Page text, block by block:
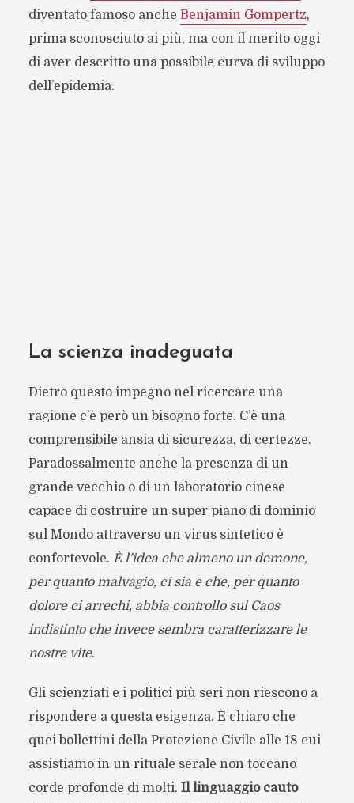
diventato famoso anche Benjamin Gompertz,
prima sconosciuto ai più, ma con il merito oggi
di aver descritto una possibile curva di sviluppo
dell’epidemia.
La scienza inadeguata
Dietro questo impegno nel ricercare una
ragione c’è però un bisogno forte. C’è una
comprensibile ansia di sicurezza, di certezze.
Paradossalmente anche la presenza di un
grande vecchio o di un laboratorio cinese
capace di costruire un super piano di dominio
sul Mondo attraverso un virus sintetico è
confortevole. È l’idea che almeno un demone,
per quanto malvagio, ci sia e che, per quanto
dolore ci arrechi, abbia controllo sul Caos
indistinto che invece sembra caratterizzare le
nostre vite.
Gli scienziati e i politici più seri non riescono a
rispondere a questa esigenza. È chiaro che
quei bollettini della Protezione Civile alle 18 cui
assistiamo in un rituale serale non toccano
corde profonde di molti. Il linguaggio cauto